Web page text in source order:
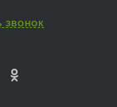
ЗВОНОК